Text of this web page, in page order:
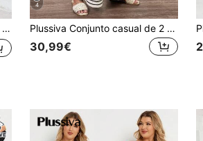
4
Plussiva Conjunto casual de 2 peças para mulher grávida Plus Size, t-shirt às riscas com gola redonda e mangas morcego e calças perna larga, Two Women Curve
30,99€